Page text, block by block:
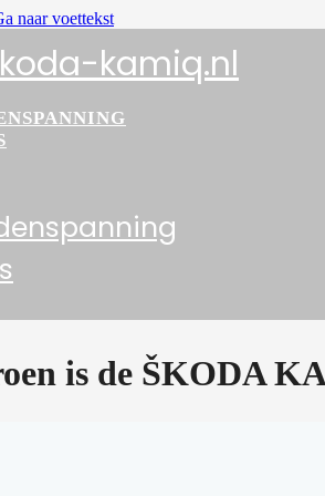
naar voettekst
kamiq.nl
is de ŠKODA